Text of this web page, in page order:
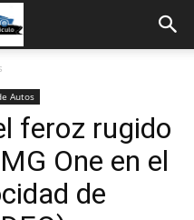
Autos
feroz rugido
One en el
de